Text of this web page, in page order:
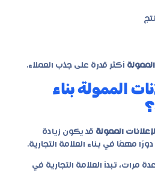
أكثر قدرة على جذب العملاء.
الممولة بناء
الممولة قد يكون زيادة
مهمًا في بناء العلامة التجارية.
مرات، تبدأ العلامة التجارية في